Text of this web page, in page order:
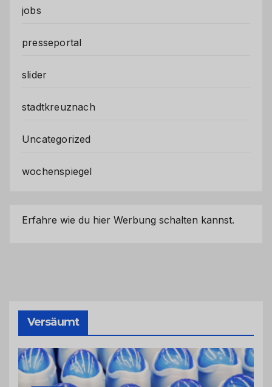
jobs
presseportal
slider
stadtkreuznach
Uncategorized
wochenspiegel
Erfahre wie du hier Werbung schalten kannst.
Versäumt